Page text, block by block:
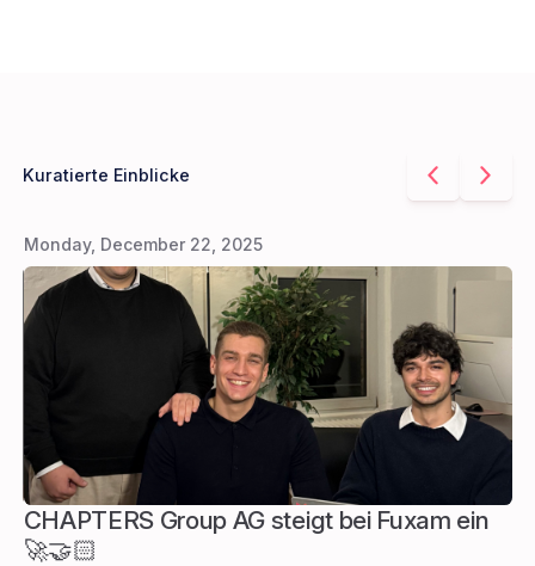
Kuratierte Einblicke
Monday, December 22, 2025
CHAPTERS Group AG steigt bei Fuxam ein
🚀🤝🏻